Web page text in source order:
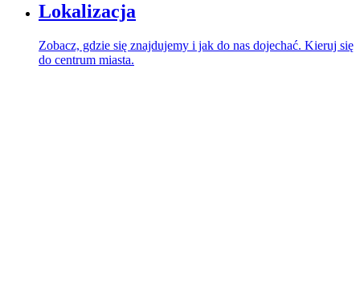
Lokalizacja
Zobacz, gdzie się znajdujemy i jak do nas dojechać. Kieruj się
do centrum miasta.